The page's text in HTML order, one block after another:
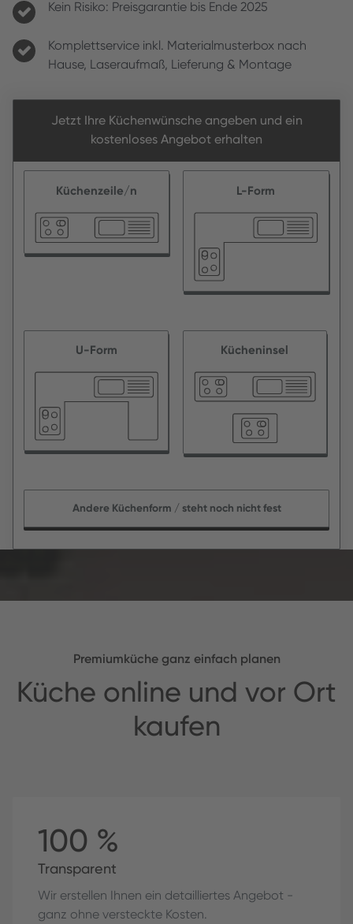
Kein Risiko: Preisgarantie bis Ende 2025
Komplettservice inkl. Materialmusterbox nach
Hause, Laseraufmaß, Lieferung & Montage
Jetzt Ihre Küchenwünsche angeben und ein
kostenloses Angebot erhalten
Küchenzeile/n L-Form
U-Form Kücheninsel
Andere Küchenform / steht noch nicht fest
Premiumküche ganz einfach planen
Küche online und vor Ort
kaufen
100 %
Transparent
Wir erstellen Ihnen ein detailliertes Angebot -
ganz ohne versteckte Kosten.